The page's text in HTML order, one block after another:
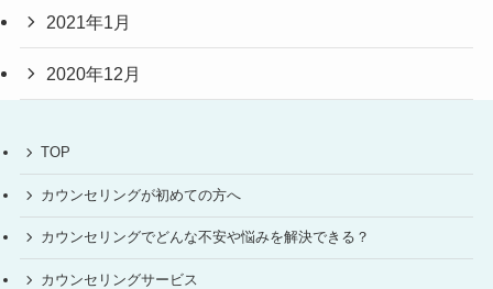
2021年1月
2020年12月
TOP
カウンセリングが初めての方へ
カウンセリングでどんな不安や悩みを解決できる？
カウンセリングサービス